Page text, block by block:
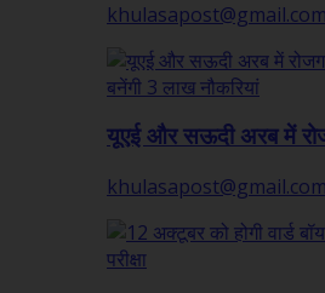
khulasapost@gmail.com
यूएई और सऊदी अरब में
khulasapost@gmail.com